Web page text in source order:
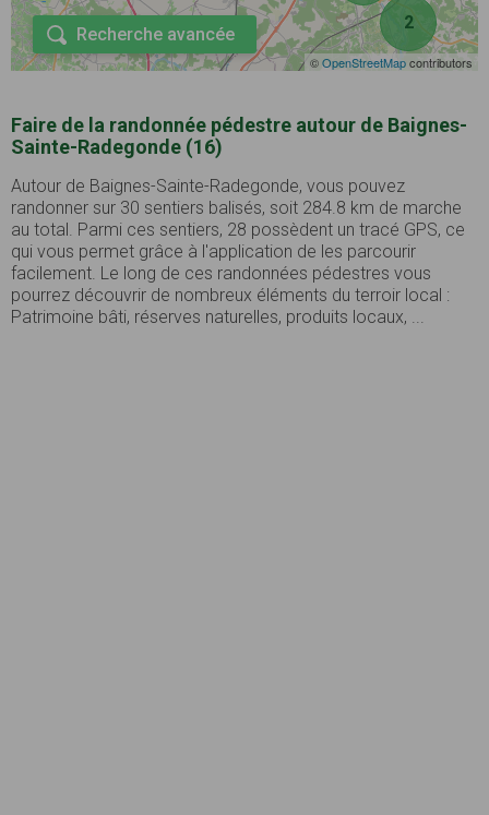
2
©OpenStreetMapcontributors
Recherche avancée
Faire de la randonnée pédestre autour de Baignes-
Sainte-Radegonde (16)
Autour de Baignes-Sainte-Radegonde, vous pouvez
randonner sur 30 sentiers balisés, soit 284.8 km de marche
au total. Parmi ces sentiers, 28 possèdent un tracé GPS, ce
qui vous permet grâce à l'application de les parcourir
facilement. Le long de ces randonnées pédestres vous
pourrez découvrir de nombreux éléments du terroir local :
Patrimoine bâti, réserves naturelles, produits locaux, ...